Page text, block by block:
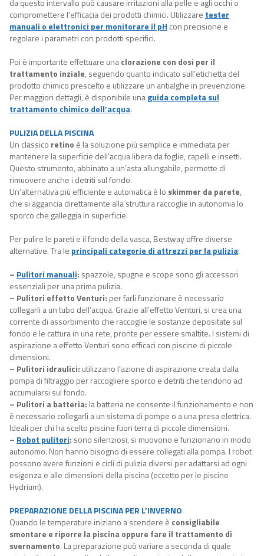
compromettere l’efficacia dei prodotti chimici. Utilizzare tester
manuali o elettronici per monitorare il pH con precisione e
regolare i parametri con prodotti specifici.
Poi è importante effettuare unaclorazione con dosi per il
trattamento inziale, seguendo quanto indicato sull’etichetta del
prodotto chimico prescelto e utilizzare un antialghe in prevenzione.
Per maggiori dettagli, è disponibile unaguida completa sul
trattamento chimico dell’acqua.
PULIZIA DELLA PISCINA
Un classico retino è la soluzione più semplice e immediata per
mantenere la superficie dell’acqua libera da foglie, capelli e insetti.
Questo strumento, abbinato a un’asta allungabile, permette di
rimuovere anche i detriti sul fondo.
Un’alternativa più efficiente e automatica è lo skimmer da parete,
che si aggancia direttamente alla struttura raccoglie in autonomia lo
sporco che galleggia in superficie.
Per pulire le pareti e il fondo della vasca, Bestway offre diverse
alternative.Tra le principali categorie di attrezzi per la pulizia:
– Pulitori manuali: spazzole, spugne e scope sono gli accessori
essenziali per una prima pulizia.
– Pulitori effetto Venturi: per farli funzionare è necessario
collegarli a un tubo dell’acqua. Grazie all’effetto Venturi, si crea una
corrente di assorbimento che raccoglie le sostanze depositate sul
fondo e le cattura in una rete, pronte per essere smaltite. I sistemi di
aspirazione a effetto Venturi sono efficaci con piscine di piccole
dimensioni.
– Pulitori idraulici: utilizzano l’azione di aspirazione creata dalla
pompa di filtraggio per raccogliere sporco e detriti che tendono ad
accumularsi sul fondo.
– Pulitori a batteria: la batteria ne consente il funzionamento e non
è necessario collegarli a un sistema di pompe o a una presa elettrica.
Ideali per chi ha scelto piscine fuori terra di piccole dimensioni.
– Robot pulitori: sono silenziosi, si muovono e funzionano in modo
autonomo. Non hanno bisogno di essere collegati alla pompa. I robot
possono avere funzioni e cicli di pulizia diversi per adattarsi ad ogni
esigenza e alle dimensioni della piscina (eccetto per le piscine
Hydrium).
PREPARAZIONE DELLA PISCINA PER L’INVERNO
Quando le temperature iniziano a scendere è consigliabile
smontare e riporre la piscina oppure fare il trattamento di
svernamento. La preparazione può variare a seconda di quale